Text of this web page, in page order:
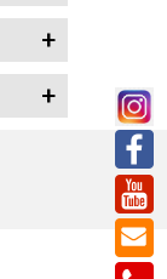
+
+